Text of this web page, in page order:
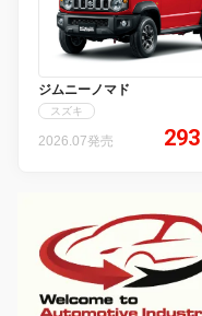
ジムニーノマド
スズキ
2026.07発売 293